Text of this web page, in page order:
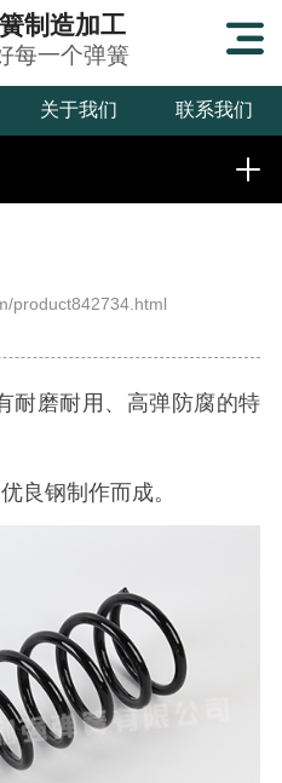
制造加工
每一个弹簧
关于我们 联系我们
product842734.html
耐磨耐用、高弹防腐的特
良钢制作而成。